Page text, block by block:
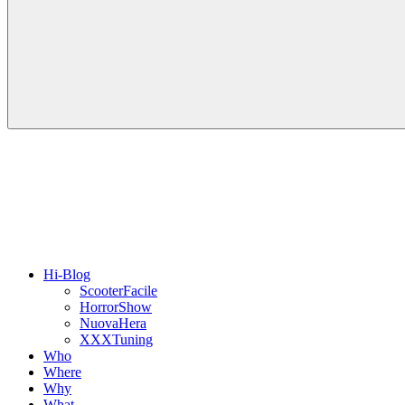
Hi-Blog
ScooterFacile
HorrorShow
NuovaHera
XXXTuning
Who
Where
Why